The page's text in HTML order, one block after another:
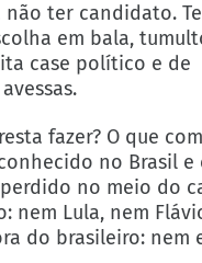
não ter candidato.
em bala,
case político e de
fazer? O que
no Brasil e
no meio do
nem Lula, nem
do brasileiro: nem